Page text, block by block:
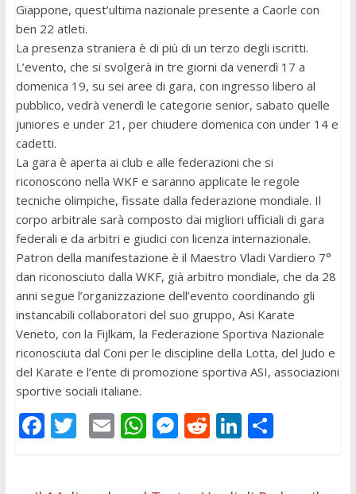
Giappone, quest’ultima nazionale presente a Caorle con
ben 22 atleti.
La presenza straniera è di più di un terzo degli iscritti.
L’evento, che si svolgerà in tre giorni da venerdì 17 a
domenica 19, su sei aree di gara, con ingresso libero al
pubblico, vedrà venerdì le categorie senior, sabato quelle
juniores e under 21, per chiudere domenica con under 14 e
cadetti.
La gara è aperta ai club e alle federazioni che si
riconoscono nella WKF e saranno applicate le regole
tecniche olimpiche, fissate dalla federazione mondiale. Il
corpo arbitrale sarà composto dai migliori ufficiali di gara
federali e da arbitri e giudici con licenza internazionale.
Patron della manifestazione è il Maestro Vladi Vardiero 7°
dan riconosciuto dalla WKF, già arbitro mondiale, che da 28
anni segue l’organizzazione dell’evento coordinando gli
instancabili collaboratori del suo gruppo, Asi Karate
Veneto, con la Fijlkam, la Federazione Sportiva Nazionale
riconosciuta dal Coni per le discipline della Lotta, del Judo e
del Karate e l’ente di promozione sportiva ASI, associazioni
sportive sociali italiane.
F T E W M R Li C